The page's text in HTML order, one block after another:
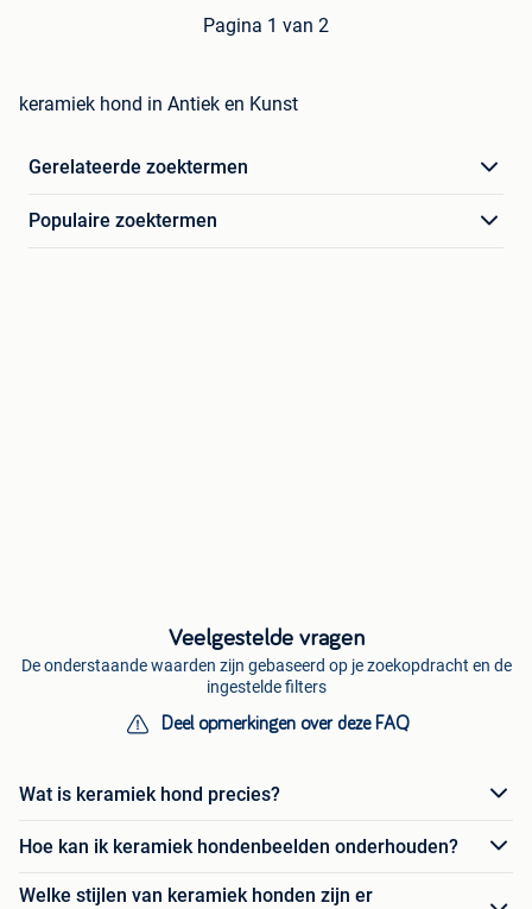
Pagina 1 van 2
keramiek hond in Antiek en Kunst
Gerelateerde zoektermen
Populaire zoektermen
Veelgestelde vragen
De onderstaande waarden zijn gebaseerd op je zoekopdracht en de
ingestelde filters
Deel opmerkingen over deze FAQ
Wat is keramiek hond precies?
Hoe kan ik keramiek hondenbeelden onderhouden?
Welke stijlen van keramiek honden zijn er